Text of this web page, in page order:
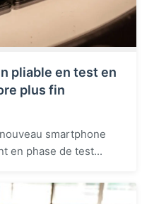
pliable en test en
plus fin
smartphone
en phase de test...